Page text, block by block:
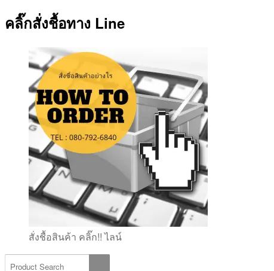
คลิ๊กสั่งชื้อทาง Line
สั่งชื้อสินค้า คลิ๊ก!! ไลน์